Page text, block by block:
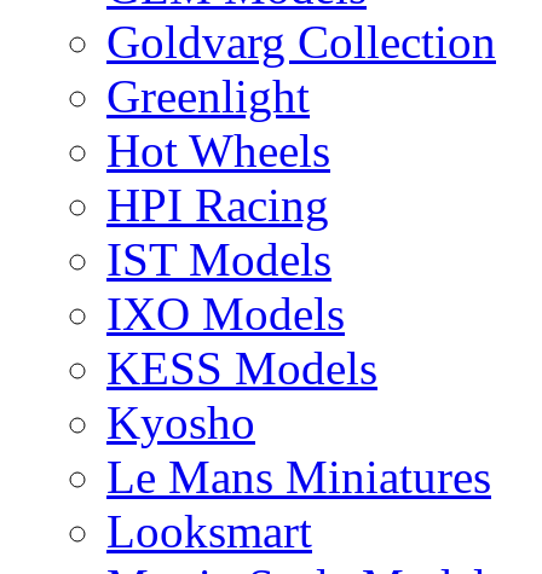
Goldvarg Collection
Greenlight
Hot Wheels
HPI Racing
IST Models
IXO Models
KESS Models
Kyosho
Le Mans Miniatures
Looksmart